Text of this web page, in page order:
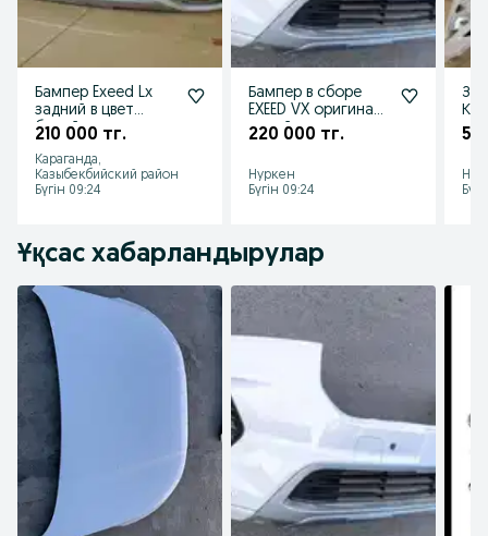
Бампер Exeed Lx
задний в цвет
белый чемчуг с
наличии новый
210 000 тг.
Караганда,
Казыбекбийский район
Бүгін 09:24
Бампер в сборе
EXEED VX оригинал
новый
220 000 тг.
Нуркен
Бүгін 09:24
50
Ұқсас хабарландырулар